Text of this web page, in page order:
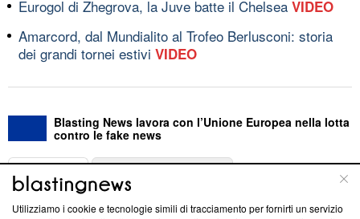
Eurogol di Zhegrova, la Juve batte il Chelsea VIDEO
Amarcord, dal Mundialito al Trofeo Berlusconi: storia
dei grandi tornei estivi VIDEO
Blasting News lavora con l’Unione Europea nella lotta
contro le fake news
ABOUT
Utilizziamo i cookie e tecnologie simili di tracciamento per fornirti un servizio